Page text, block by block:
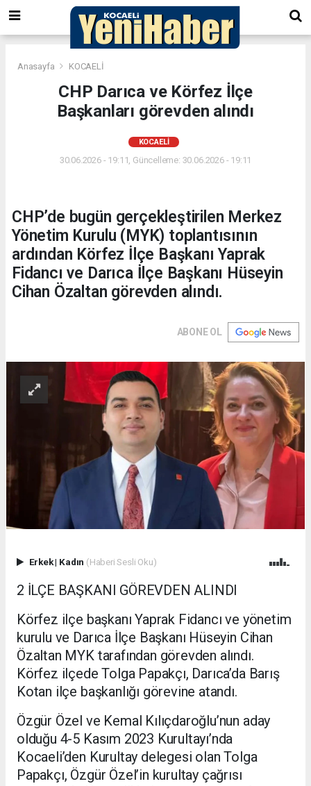
Anasayfa KOCAELİ
CHP Darıca ve Körfez İlçe
Başkanları görevden alındı
KOCAELİ
30.06.2026 - 19:11, Güncelleme: 30.06.2026 - 19:11
CHP’de bugün gerçekleştirilen Merkez
Yönetim Kurulu (MYK) toplantısının
ardından Körfez İlçe Başkanı Yaprak
Fidancı ve Darıca İlçe Başkanı Hüseyin
Cihan Özaltan görevden alındı.
ABONE OL
Erkek| Kadın (Haberi Sesli Oku)
2 İLÇE BAŞKANI GÖREVDEN ALINDI
Körfez ilçe başkanı Yaprak Fidancı ve yönetim
kurulu ve Darıca İlçe Başkanı Hüseyin Cihan
Özaltan MYK tarafından görevden alındı.
Körfez ilçede Tolga Papakçı, Darıca’da Barış
Kotan ilçe başkanlığı görevine atandı.
Özgür Özel ve Kemal Kılıçdaroğlu’nun aday
olduğu 4-5 Kasım 2023 Kurultayı’nda
Kocaeli’den Kurultay delegesi olan Tolga
Papakçı, Özgür Özel’in kurultay çağrısı